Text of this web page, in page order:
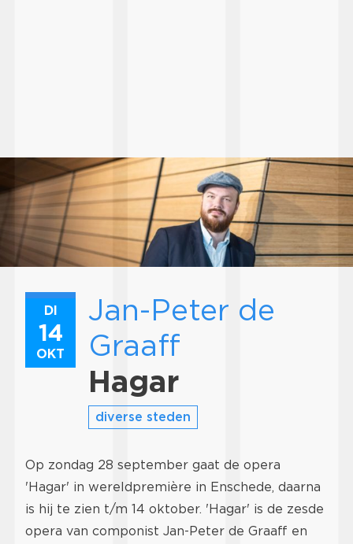
DI
14
OKT
Jan-Peter de
Graaff
Hagar
diverse steden
Op zondag 28 september gaat de opera
'Hagar' in wereldpremière in Enschede, daarna
is hij te zien t/m 14 oktober. 'Hagar' is de zesde
opera van componist Jan-Peter de Graaff en